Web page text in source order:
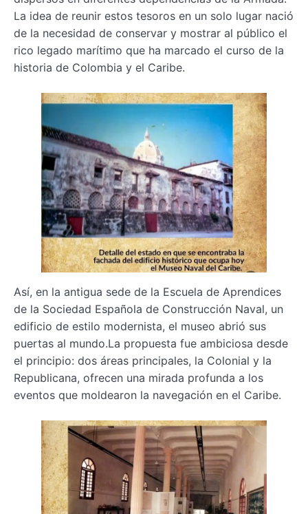
La idea de reunir estos tesoros en un solo lugar nació
de la necesidad de conservar y mostrar al público el
rico legado marítimo que ha marcado el curso de la
historia de Colombia y el Caribe.
Así, en la antigua sede de la Escuela de Aprendices
de la Sociedad Española de Construcción Naval, un
edificio de estilo modernista, el museo abrió sus
puertas al mundo.La propuesta fue ambiciosa desde
el principio: dos áreas principales, la Colonial y la
Republicana, ofrecen una mirada profunda a los
eventos que moldearon la navegación en el Caribe.